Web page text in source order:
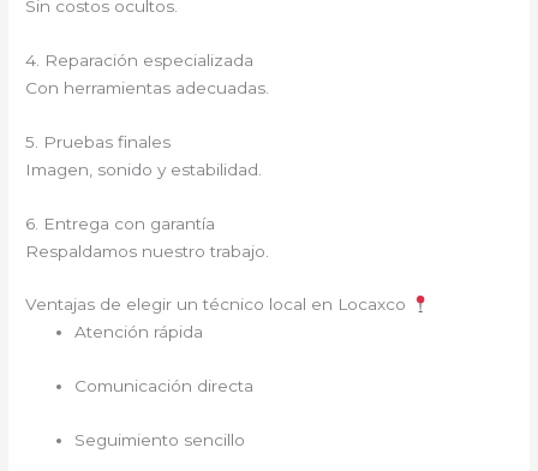
Sin costos ocultos.
4. Reparación especializada
Con herramientas adecuadas.
5. Pruebas finales
Imagen, sonido y estabilidad.
6. Entrega con garantía
Respaldamos nuestro trabajo.
Ventajas de elegir un técnico local en Locaxco
Atención rápida
Comunicación directa
Seguimiento sencillo